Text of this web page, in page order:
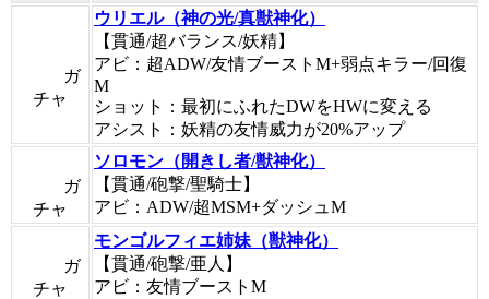
ガ
チャ
ウリエル（神の光/真獣神化）
【貫通/超バランス/妖精】
アビ：超ADW/友情ブーストM+弱点キラー/回復
M
ショット：最初にふれたDWをHWに変える
アシスト：妖精の友情威力が20%アップ
ガ
チャ
ソロモン（開きし者/獣神化）
【貫通/砲撃/聖騎士】
アビ：ADW/超MSM+ダッシュM
ガ
チャ
モンゴルフィエ姉妹（獣神化）
【貫通/砲撃/亜人】
アビ：友情ブーストM